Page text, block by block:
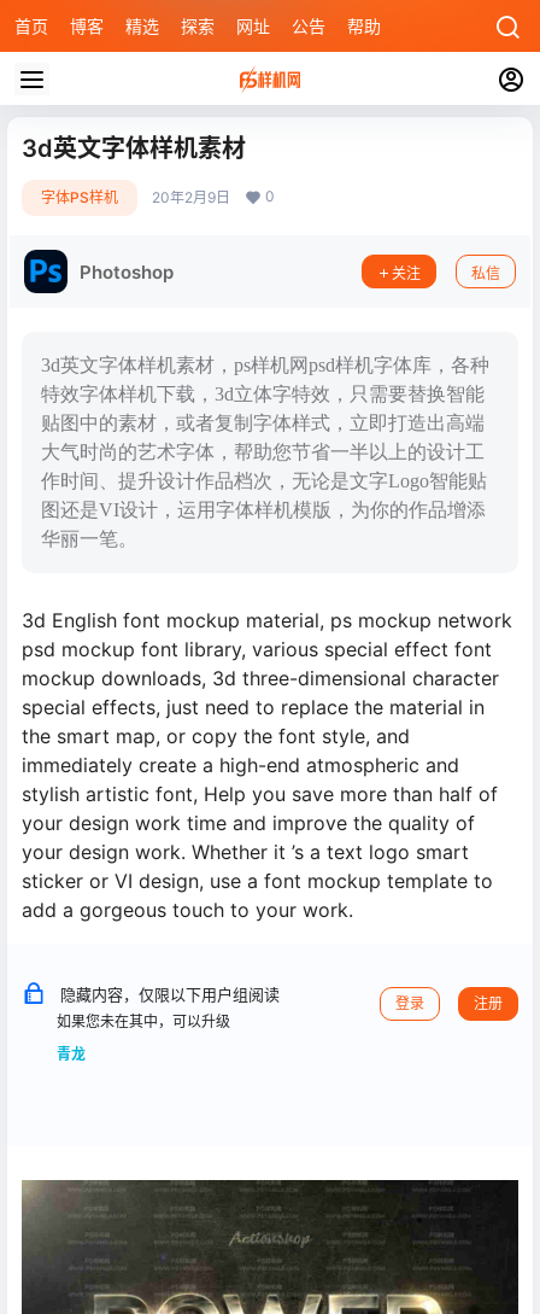
首页 博客 精选 探索 网址 公告 帮助
3d英文字体样机素材
字体PS样机 20年2月9日 0
Photoshop 关注 私信
3d英文字体样机素材，ps样机网psd样机字体库，各种
特效字体样机下载，3d立体字特效，只需要替换智能
贴图中的素材，或者复制字体样式，立即打造出高端
大气时尚的艺术字体，帮助您节省一半以上的设计工
作时间、提升设计作品档次，无论是文字Logo智能贴
图还是VI设计，运用字体样机模版，为你的作品增添
华丽一笔。
3d English font mockup material, ps mockup network
psd mockup font library, various special effect font
mockup downloads, 3d three-dimensional character
special effects, just need to replace the material in
the smart map, or copy the font style, and
immediately create a high-end atmospheric and
stylish artistic font, Help you save more than half of
your design work time and improve the quality of
your design work. Whether it ’s a text logo smart
sticker or VI design, use a font mockup template to
add a gorgeous touch to your work.
隐藏内容，仅限以下用户组阅读
如果您未在其中，可以升级
青龙
登录 注册